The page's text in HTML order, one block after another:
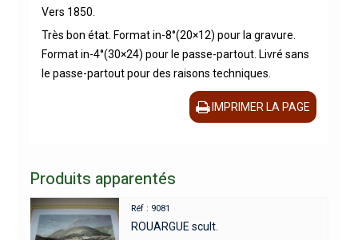
Vers 1850.
Très bon état. Format in-8°(20×12) pour la gravure.
Format in-4°(30×24) pour le passe-partout. Livré sans
le passe-partout pour des raisons techniques.
IMPRIMER LA PAGE
Produits apparentés
Réf : 9081
ROUARGUE scult.